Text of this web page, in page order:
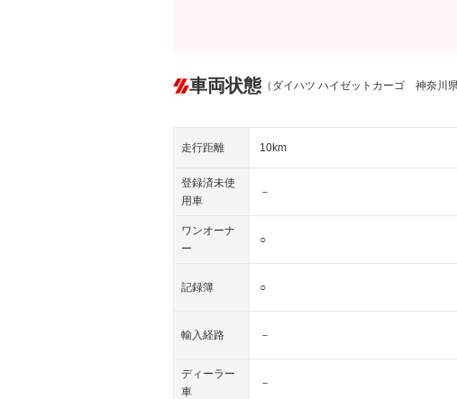
車両状態 （ダイハツ ハイゼットカーゴ 神奈川県
走行距離 10km
登録済未使
用車
－
ワンオーナ
ー
○
記録簿 ○
輸入経路 －
ディーラー
車
－